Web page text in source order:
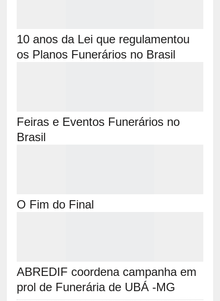
10 anos da Lei que regulamentou
os Planos Funerários no Brasil
Feiras e Eventos Funerários no
Brasil
O Fim do Final
ABREDIF coordena campanha em
prol de Funerária de UBÁ -MG